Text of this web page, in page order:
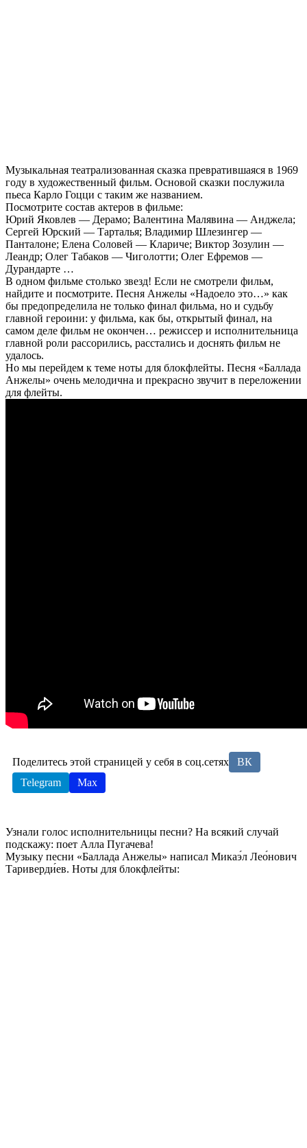
Музыкальная театрализованная сказка превратившаяся в 1969
году в художественный фильм. Основой сказки послужила
пьеса Карло Гоцци с таким же названием.
Посмотрите состав актеров в фильме:
Юрий Яковлев — Дерамо; Валентина Малявина — Анджела;
Сергей Юрский — Тарталья; Владимир Шлезингер —
Панталоне; Елена Соловей — Клариче; Виктор Зозулин —
Леандр; Олег Табаков — Чиголотти; Олег Ефремов —
Дурандарте …
В одном фильме столько звезд! Если не смотрели фильм,
найдите и посмотрите. Песня Анжелы «Надоело это…» как
бы предопределила не только финал фильма, но и судьбу
главной героини: у фильма, как бы, открытый финал, на
самом деле фильм не окончен… режиссер и исполнительница
главной роли рассорились, расстались и доснять фильм не
удалось.
Но мы перейдем к теме ноты для блокфлейты. Песня «Баллада
Анжелы» очень мелодична и прекрасно звучит в переложении
для флейты.
Поделитесь этой страницей у себя в соц.сетях
ВК
Telegram
Max
Узнали голос исполнительницы песни? На всякий случай
подскажу: поет Алла Пугачева!
Музыку песни «Баллада Анжелы» написал Микаэ́л Лео́нович
Тариверди́ев. Ноты для блокфлейты: